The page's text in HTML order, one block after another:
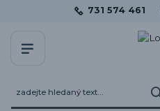
731 574 461